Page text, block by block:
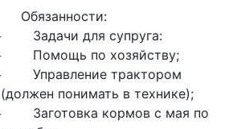
̶	Задачи для супруга:
̶	Помощь по хозяйству;
̶	Управление трактором
(должен понимать в технике);
̶	Заготовка кормов с мая по